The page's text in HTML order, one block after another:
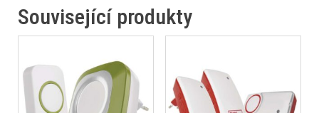
Související produkty